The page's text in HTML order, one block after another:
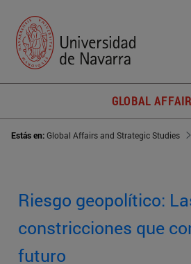
GLOBAL
Estás en:Global Affairs and Strategic Studies
Riesgo geopolítico:
constricciones que
futuro